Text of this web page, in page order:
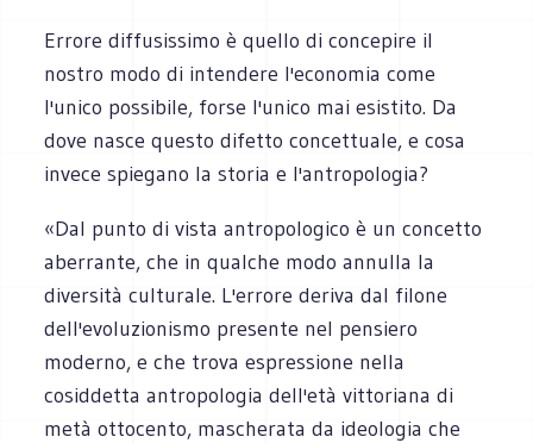
Errore diffusissimo è quello di concepire il
nostro modo di intendere l'economia come
l'unico possibile, forse l'unico mai esistito. Da
dove nasce questo difetto concettuale, e cosa
invece spiegano la storia e l'antropologia?
«Dal punto di vista antropologico è un concetto
aberrante, che in qualche modo annulla la
diversità culturale. L'errore deriva dal filone
dell'evoluzionismo presente nel pensiero
moderno, e che trova espressione nella
cosiddetta antropologia dell'età vittoriana di
metà ottocento, mascherata da ideologia che